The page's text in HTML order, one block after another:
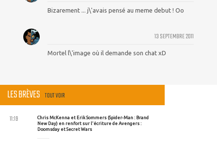
Bizarement ... j\'avais pensé au meme debut ! Oo
13 SEPTEMBRE 2011
Mortel l\'image où il demande son chat xD
LES BRÈVES TOUT VOIR
Chris McKenna et Erik Sommers (Spider-Man : Brand
New Day) en renfort sur l'écriture de Avengers :
Doomsday et Secret Wars
11:19